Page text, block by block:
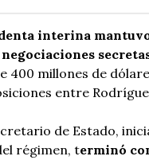
interina
400 millones de
entre
de Estado,
régimen, terminó